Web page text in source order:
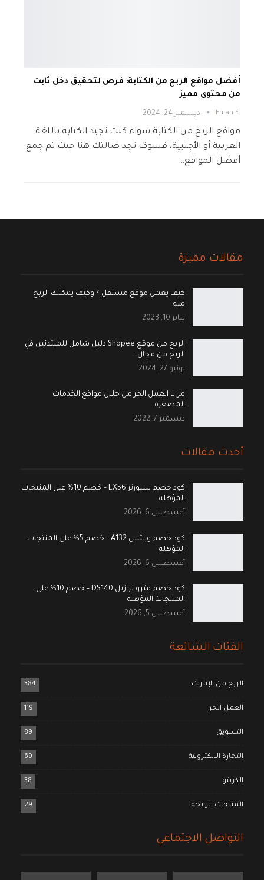
أفضل مواقع الربح من الكتابة: فرص لتحقيق دخل ثابت
من محتوى مميز
.Eman E ديسمبر 24, 2024
مواقع الربح من الكتابة سواء كنت تجيد الكتابة باللغة
العربية أو الأجنبية، فسوف تجد ضالتك هنا حيث تم جمع
أفضل المواقع…
مقالات مميزة
كيف يعمل موقع مستقل ؟ وكيف يمكنك الربح
منه
يناير 10, 2023
الربح من موقع Shopee دليل شامل للمبتدئين في
الربح من مجال…
يونيو 27, 2024
مزايا العمل الحر من خلال مواقع الخدمات
المصغرة
ديسمبر 7, 2022
أحدث مقالات
كود خصم سبورتر EX56 – خصم 10% على المنتجات
المؤهلة
أغسطس 6, 2026
كود خصم وايتس A132 – خصم 5% على المنتجات
المؤهلة
أغسطس 6, 2026
كود خصم مترو برازيل DS140 – خصم 10% على
المنتجات المؤهلة
أغسطس 5, 2026
الفئات الشائعة
الربح من الإنترنت 384
العمل الحر 119
التسويق 89
التجارة الالكترونية 69
الكربتو 38
المنتجات الرابحة 29
التواصل الاجتماعي